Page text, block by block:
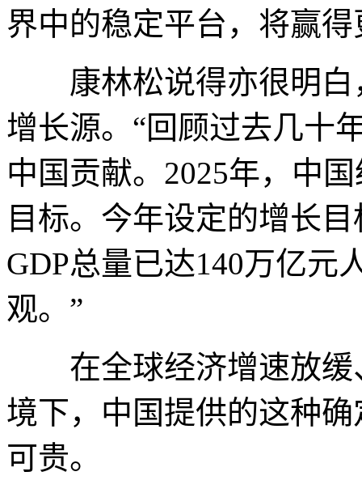
界中的稳定平台，将赢
康林松说得亦很明白
增长源。“回顾过去几十
中国贡献。2025年，中
目标。今年设定的增长
GDP总量已达140万亿元
观。”
在全球经济增速放缓
境下，中国提供的这种
可贵。